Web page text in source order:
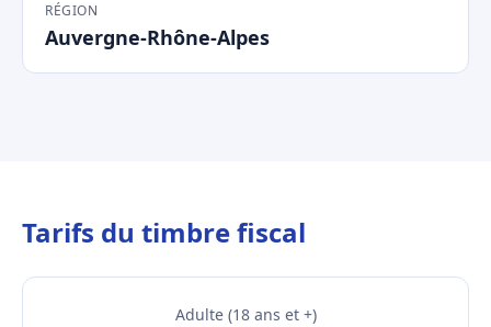
RÉGION
Auvergne-Rhône-Alpes
Tarifs du timbre fiscal
Adulte (18 ans et +)